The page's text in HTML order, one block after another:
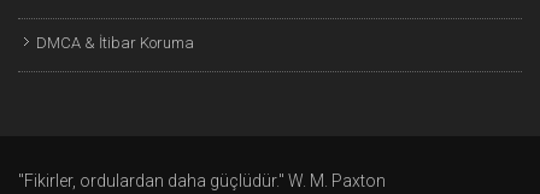
DMCA & İtibar Koruma
"Fikirler, ordulardan daha güçlüdür." W. M. Paxton